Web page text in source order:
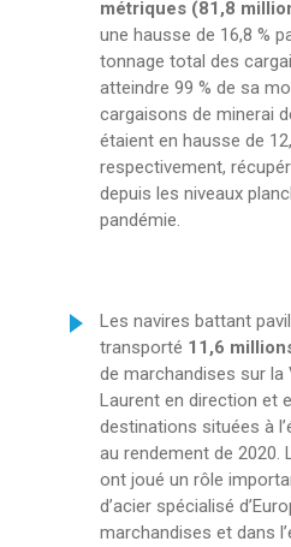
métriques (81,8
une hausse de 16,8 %
tonnage total des
atteindre 99 % de sa
cargaisons de minerai
étaient en hausse de
respectivement,
depuis les niveaux
pandémie.
Les navires battant
transporté 11,6
de marchandises sur
Laurent en direction et
destinations situées à
au rendement de 2020.
ont joué un rôle
d’acier spécialisé
marchandises et dans